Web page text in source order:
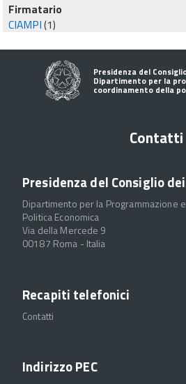
Firmatario
CIAMPI(1)
Presidenza del
Dipartimento per la
coordinamento della
Contatti
Presidenza del Consiglio
Dipartimento per la Programmazione
Politica Economica
Via della Mercede 9
00187 Roma - Italia
Recapiti telefonici
Contatti
Indirizzo PEC